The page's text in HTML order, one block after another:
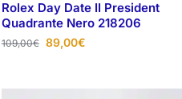
Rolex Day Date II President
Quadrante Nero 218206
109,00€ 89,00€